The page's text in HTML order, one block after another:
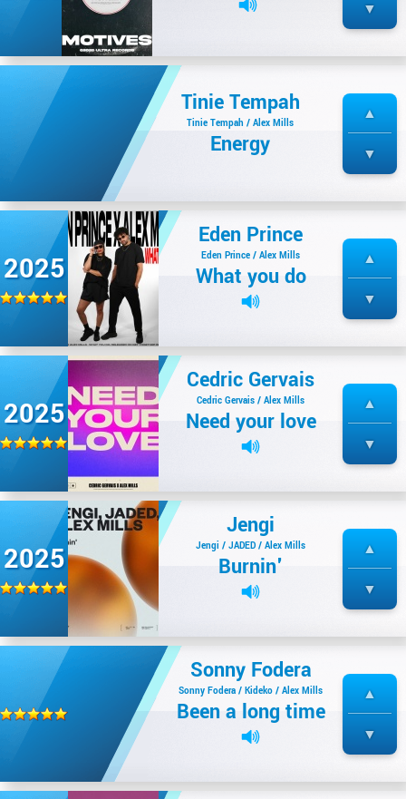
Tinie Tempah
Tinie Tempah / Alex Mills
Energy
2025
Eden Prince
Eden Prince / Alex Mills
What you do
2025
Cedric Gervais
Cedric Gervais / Alex Mills
Need your love
2025
Jengi
Jengi / JADED / Alex Mills
Burnin'
Sonny Fodera
Sonny Fodera / Kideko / Alex Mills
Been a long time